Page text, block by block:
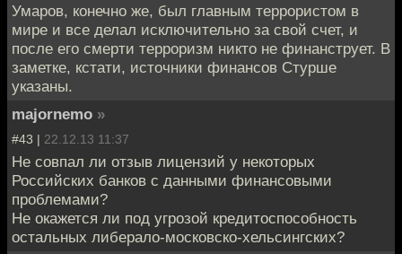
Умаров, конечно же, был главным террористом в
мире и все делал исключительно за свой счет, и
после его смерти терроризм никто не финанструет. В
заметке, кстати, источники финансов Стурше
указаны.
majornemo »
#43 | 22.12.13 11:37
Не совпал ли отзыв лицензий у некоторых
Российских банков с данными финансовыми
проблемами?
Не окажется ли под угрозой кредитоспособность
остальных либерало-московско-хельсингских?